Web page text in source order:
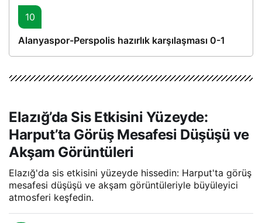
10
Alanyaspor-Perspolis hazırlık karşılaşması 0-1
Elazığ’da Sis Etkisini Yüzeyde:
Harput’ta Görüş Mesafesi Düşüşü ve
Akşam Görüntüleri
Elazığ'da sis etkisini yüzeyde hissedin: Harput'ta görüş
mesafesi düşüşü ve akşam görüntüleriyle büyüleyici
atmosferi keşfedin.